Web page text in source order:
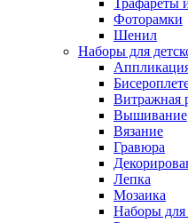
Трафареты
Фоторамки
Шенил
Наборы для
Витражная
Вышивание
Вязание
Гравюра
Лепка
Мозаика
Наборы для